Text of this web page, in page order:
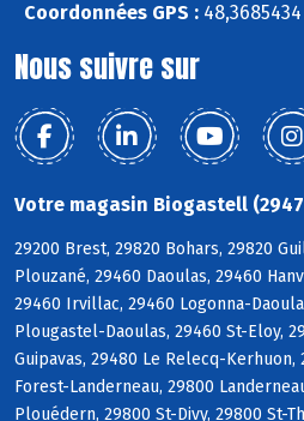
Coordonnées GPS :
Nous suivre sur
Votre magasin Biogastell
29200 Brest, 29820 Bohars, 29820
Plouzané, 29460 Daoulas, 29460
29460 Irvillac, 29460 Logonna-
Plougastel-Daoulas, 29460 St-Eloy,
Guipavas, 29480 Le Relecq-Kerhuon,
Forest-Landerneau, 29800
Plouédern, 29800 St-Divy, 29800 St-